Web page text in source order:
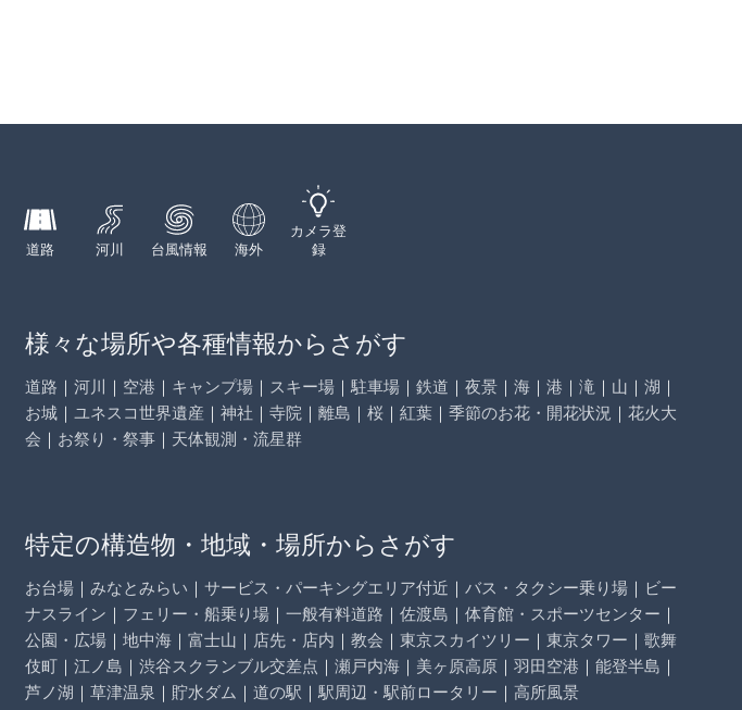
道路 河川 台風情報 海外
カメラ登
録
様々な場所や各種情報からさがす
道路 ｜ 河川 ｜ 空港 ｜ キャンプ場 ｜ スキー場 ｜ 駐車場 ｜ 鉄道 ｜ 夜景 ｜ 海 ｜ 港 ｜ 滝 ｜ 山 ｜ 湖 ｜
お城 ｜ ユネスコ世界遺産 ｜ 神社 ｜ 寺院 ｜ 離島 ｜ 桜 ｜ 紅葉 ｜ 季節のお花・開花状況 ｜ 花火大
会 ｜ お祭り・祭事 ｜ 天体観測・流星群
特定の構造物・地域・場所からさがす
お台場 ｜ みなとみらい ｜ サービス・パーキングエリア付近 ｜ バス・タクシー乗り場 ｜ ビー
ナスライン ｜ フェリー・船乗り場 ｜ 一般有料道路 ｜ 佐渡島 ｜ 体育館・スポーツセンター ｜
公園・広場 ｜ 地中海 ｜ 富士山 ｜ 店先・店内 ｜ 教会 ｜ 東京スカイツリー ｜ 東京タワー ｜ 歌舞
伎町 ｜ 江ノ島 ｜ 渋谷スクランブル交差点 ｜ 瀬戸内海 ｜ 美ヶ原高原 ｜ 羽田空港 ｜ 能登半島 ｜
芦ノ湖 ｜ 草津温泉 ｜ 貯水ダム ｜ 道の駅 ｜ 駅周辺・駅前ロータリー ｜ 高所風景